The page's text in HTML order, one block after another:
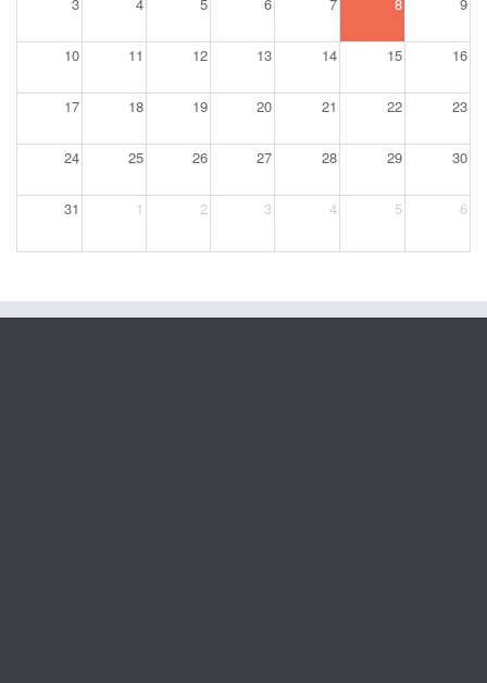
10 11 12 13 14 15 16
17 18 19 20 21 22 23
24 25 26 27 28 29 30
31 1 2 3 4 5 6